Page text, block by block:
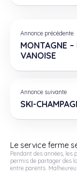
Annonce précédente
MONTAGNE –
VANOISE
Annonce suivante
SKI-
Le service ferme
Pendant des années, les
permis de partager des
entre parents.